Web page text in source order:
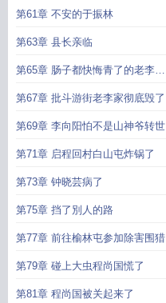
第61章 不安的于振林
第63章 县长亲临
第65章 肠子都快悔青了的老李一
家人
第67章 批斗游街老李家彻底毁了
第69章 李向阳怕不是山神爷转世
第71章 启程回村白山屯炸锅了
第73章 钟晓芸病了
第75章 挡了別人的路
第77章 前往榆林屯参加除害围猎
第79章 碰上大虫程尚国慌了
第81章 程尚国被关起来了